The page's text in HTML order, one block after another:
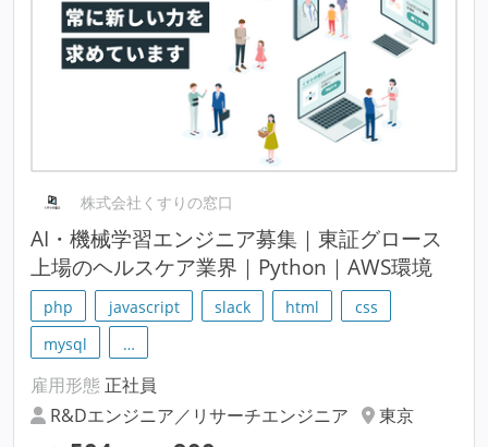
株式会社くすりの窓口
AI・機械学習エンジニア募集｜東証グロース
上場のヘルスケア業界｜Python｜AWS環境
php javascript slack html
css
mysql
…
雇用形態 正社員
R&Dエンジニア／リサーチエンジニア
東京